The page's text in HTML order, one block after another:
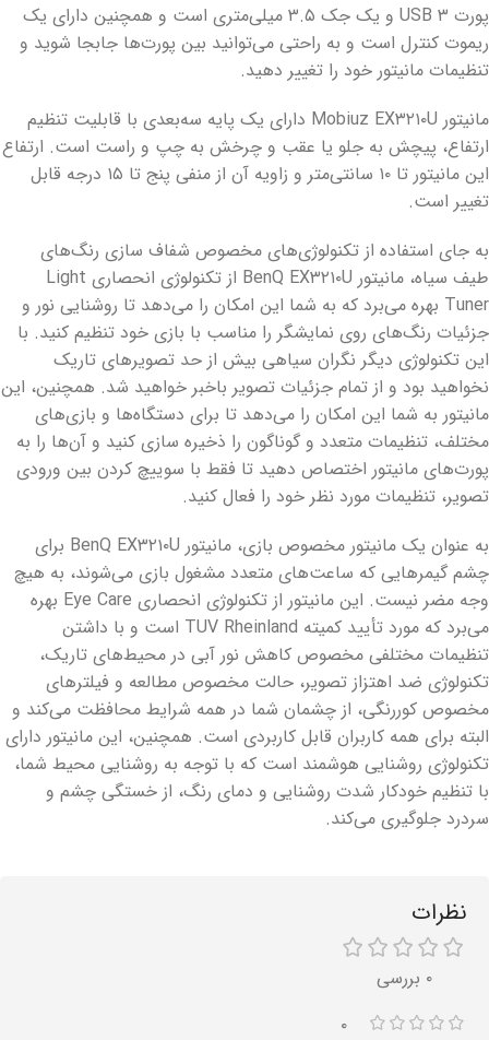
پورت USB ۳ و یک جک ۳.۵ میلی‌متری است و همچنین دارای یک
ریموت کنترل است و به راحتی می‌توانید بین پورت‌ها جابجا شوید و
تنظیمات مانیتور خود را تغییر دهید.
مانیتور Mobiuz EX۳۲۱۰U دارای یک پایه سه‌بعدی با قابلیت تنظیم
ارتفاع، پیچش به جلو یا عقب و چرخش به چپ و راست است. ارتفاع
این مانیتور تا ۱۰ سانتی‌متر و زاویه آن از منفی پنج تا ۱۵ درجه قابل
تغییر است.
به جای استفاده از تکنولوژی‌های مخصوص شفاف سازی رنگ‌‌های
طیف سیاه، مانیتور BenQ EX۳۲۱۰U از تکنولوژی انحصاری Light
Tuner بهره می‌برد که به شما این امکان را می‌دهد تا روشنایی نور و
جزئیات رنگ‌های روی نمایشگر را مناسب با بازی خود تنظیم کنید. با
این تکنولوژی دیگر نگران سیاهی بیش از حد تصویرهای تاریک
نخواهید بود و از تمام جزئیات تصویر باخبر خواهید شد. همچنین، این
مانیتور به شما این امکان را می‌دهد تا برای دستگاه‌ها و بازی‌های
مختلف، تنظیمات متعدد و گوناگون را ذخیره سازی کنید و آن‌ها را به
پورت‌های مانیتور اختصاص دهید تا فقط با سوییچ کردن بین ورودی
تصویر،‌ تنظیمات مورد نظر خود را فعال کنید.
به عنوان یک مانیتور مخصوص بازی، مانیتور BenQ EX۳۲۱۰U برای
چشم گیمرهایی که ساعت‌های متعدد مشغول بازی می‌شوند، به هیچ
وجه مضر نیست. این مانیتور از تکنولوژی انحصاری Eye Care بهره
می‌برد که مورد تأیید کمیته TUV Rheinland است و با داشتن
تنظیمات مختلفی مخصوص کاهش نور آبی در محیط‌های تاریک،
تکنولوژی ضد اهتزاز تصویر، حالت مخصوص مطالعه و فیلترهای
مخصوص کوررنگی، از چشمان شما در همه شرایط محافظت می‌کند و
البته برای همه کاربران قابل کاربردی است. همچنین، این مانیتور دارای
تکنولوژی روشنایی هوشمند است که با توجه به روشنایی محیط شما،
با تنظیم خودکار شدت روشنایی و دمای رنگ، از خستگی چشم و
سردرد جلوگیری می‌کند.
نظرات
۰ بررسی
۰